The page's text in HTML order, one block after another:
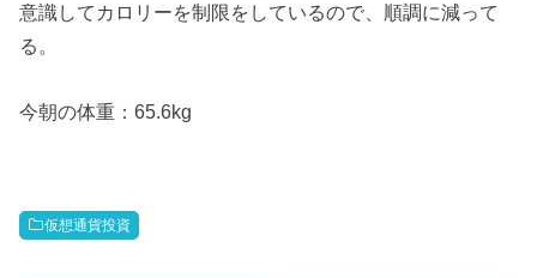
意識してカロリーを制限をしているので、順調に減って
る。
今朝の体重：65.6kg
仮想通貨投資